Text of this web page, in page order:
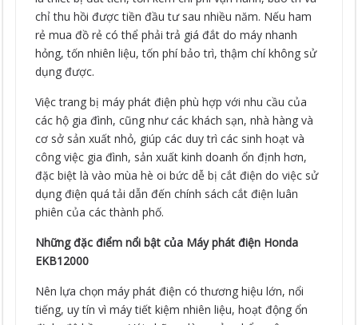
chỉ thu hồi được tiền đầu tư sau nhiều năm. Nếu ham
rẻ mua đồ rẻ có thể phải trả giá đắt do máy nhanh
hỏng, tốn nhiên liệu, tốn phí bảo trì, thậm chí không sử
dụng được.
Việc trang bị máy phát điện phù hợp với nhu cầu của
các hộ gia đình, cũng như các khách sạn, nhà hàng và
cơ sở sản xuất nhỏ, giúp các duy trì các sinh hoạt và
công việc gia đình, sản xuất kinh doanh ổn định hơn,
đặc biệt là vào mùa hè oi bức dễ bị cắt điện do việc sử
dụng điện quá tải dẫn đến chính sách cắt điện luân
phiên của các thành phố.
Những đặc điểm nổi bật của Máy phát điện Honda
EKB12000
Nên lựa chọn máy phát điện có thương hiệu lớn, nổi
tiếng, uy tín vì máy tiết kiệm nhiên liệu, hoạt động ổn